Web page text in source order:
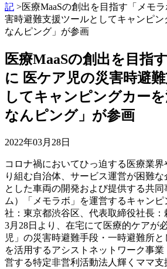
記 >医療MaaSの創出を目指す「メモ
害時避難支援ツールとしてキャンピ
なんピング」が参画
医療MaaSの創出を目指
に 医ケア児の災害時避
してキャンピングカー
なんピング」が参画
2022年03月28日
コロナ禍においてひっ迫する医療業
り組む自治体、サービス運営が困難
とした車両の開発および提供する共
ム）「メモラボ」を運営するキャン
社：東京都渋谷区、代表取締役社長
3月28日より、在宅にて医療的ケアが
児」の災害時避難手段・一時避難所
を活用するアシストネットワーク事
営する特定非営利活動法人輝くママ